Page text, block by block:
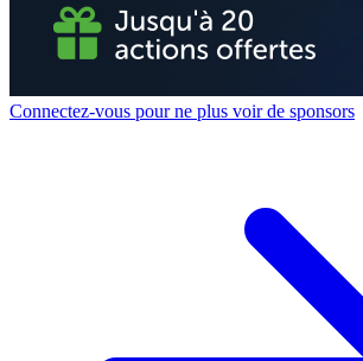
Connectez-vous pour ne plus voir de sponsors